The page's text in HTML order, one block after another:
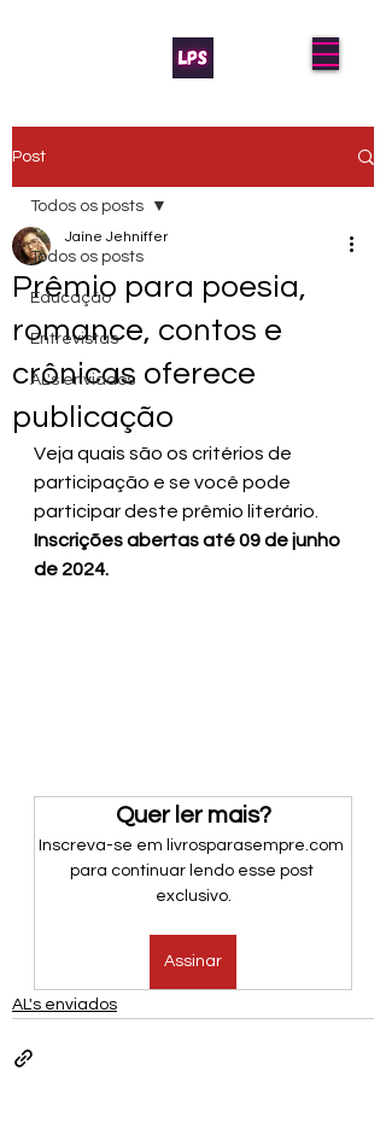
Post
Todos os posts
Educação
Entrevistas
AL's enviados
Todos os posts
Prêmio para poesia,
romance, contos e
crônicas oferece
publicação
Jaíne Jehniffer
Veja quais são os critérios de
participação e se você pode
participar deste prêmio literário.
Inscrições abertas até 09 de junho
de 2024.
Quer ler mais?
Inscreva-se em livrosparasempre.com
para continuar lendo esse post
exclusivo.
Assinar
AL's enviados